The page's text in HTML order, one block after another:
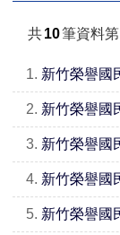
共 10筆資料第
1. 新竹榮譽國
2. 新竹榮譽國
3. 新竹榮譽國
4. 新竹榮譽國
5. 新竹榮譽國